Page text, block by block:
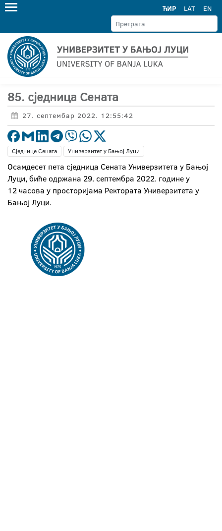
ЋИР LAT EN
85. сједница Сената
27. септембар 2022. 12:55:42
Сједнице Сената Универзитет у Бањој Луци
Осамдесет пета сједница Сената Универзитета у Бањој
Луци, биће одржана 29. септембра 2022. године у
12 часова у просторијама Ректората Универзитета у
Бањој Луци.